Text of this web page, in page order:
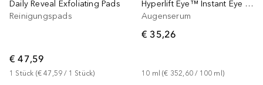
Daily Reveal Exfoliating Pads
Reinigungspads
€ 47,59
1 Stück (€ 47,59 / 1 Stück)
Hyperlift Eye™ Instant Eye Fix
Augenserum
€ 35,26
10 ml (€ 352,60 / 100 ml)